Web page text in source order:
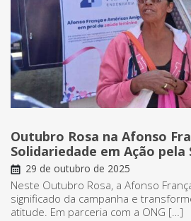
Outubro Rosa na Afonso
Solidariedade em Ação pela
29 de outubro de 2025
Neste Outubro Rosa, a Afonso
significado da campanha e
atitude. Em parceria com a ONG […]